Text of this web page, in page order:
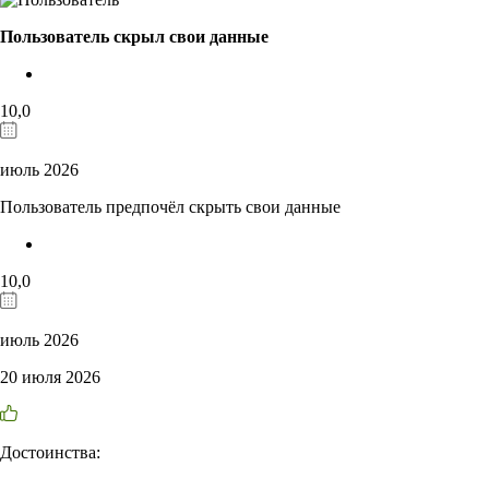
Пользователь скрыл свои данные
10,0
июль 2026
Пользователь предпочёл скрыть свои данные
10,0
июль 2026
20 июля 2026
Достоинства: